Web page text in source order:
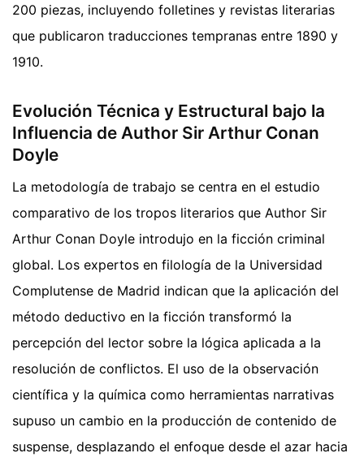
200 piezas, incluyendo folletines y revistas literarias
que publicaron traducciones tempranas entre 1890 y
1910.
Evolución Técnica y Estructural bajo la
Influencia de Author Sir Arthur Conan
Doyle
La metodología de trabajo se centra en el estudio
comparativo de los tropos literarios que Author Sir
Arthur Conan Doyle introdujo en la ficción criminal
global. Los expertos en filología de la Universidad
Complutense de Madrid indican que la aplicación del
método deductivo en la ficción transformó la
percepción del lector sobre la lógica aplicada a la
resolución de conflictos. El uso de la observación
científica y la química como herramientas narrativas
supuso un cambio en la producción de contenido de
suspense, desplazando el enfoque desde el azar hacia